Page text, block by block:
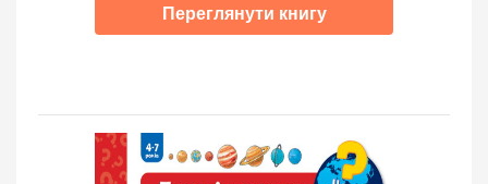
Переглянути книгу